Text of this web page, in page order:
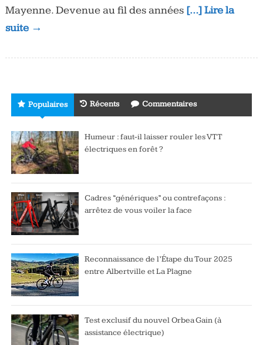
Mayenne. Devenue au fil des années […] Lire la
suite →
Populaires Récents Commentaires
Humeur : faut-il laisser rouler les VTT
électriques en forêt ?
Cadres “génériques” ou contrefaçons :
arrêtez de vous voiler la face
Reconnaissance de l’Étape du Tour 2025
entre Albertville et La Plagne
Test exclusif du nouvel Orbea Gain (à
assistance électrique)